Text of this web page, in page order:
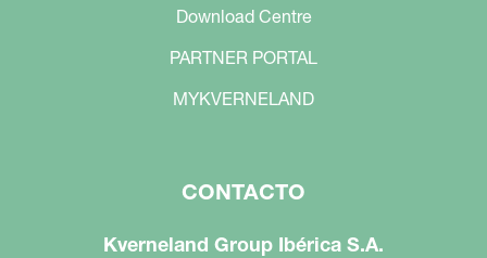
Download Centre
PARTNER PORTAL
MYKVERNELAND
CONTACTO
Kverneland Group Ibérica S.A.